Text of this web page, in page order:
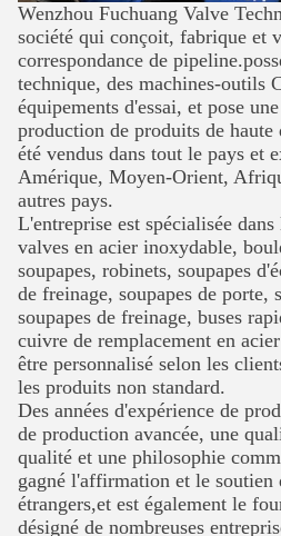
Wenzhou Fuchuang Valve
société qui conçoit, fabrique et
correspondance de
technique, des machines-outils
équipements d'essai, et pose
production de produits de
été vendus dans tout le pays et
Amérique, Moyen-Orient,
autres pays.
L'entreprise est spécialisée
valves en acier inoxydable,
soupapes, robinets, soupapes
de freinage, soupapes de porte,
soupapes de freinage, buses
cuivre de remplacement en
être personnalisé selon les
les produits non standard.
Des années d'expérience de
de production avancée, une
qualité et une philosophie
gagné l'affirmation et le soutien
étrangers,et est également le
désigné de nombreuses